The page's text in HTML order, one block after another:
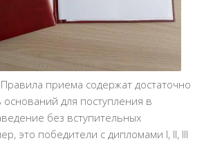
приема содержат достаточно
для поступления в
без вступительных
это победители с дипломами I, II, III